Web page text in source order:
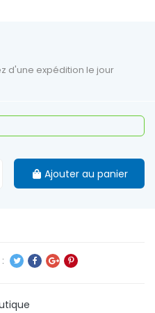
d'une expédition le jour
Ajouter au panier